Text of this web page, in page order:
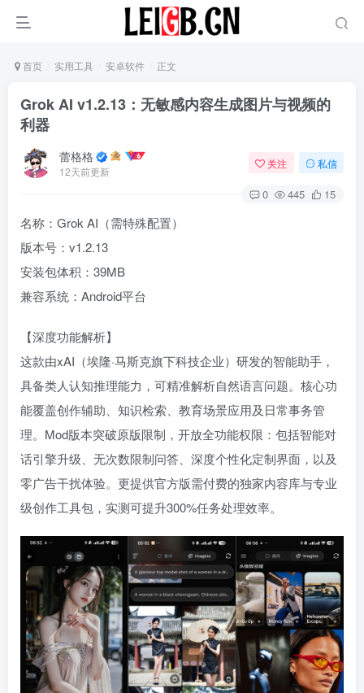
首页 实用工具 安卓软件 正文
‌Grok AI v1.2.13：无敏感内容生成图片与视频的
利器‌
蕾格格
12天前更新
关注 私信
0 445 15
名称：Grok AI（需特殊配置）
版本号：v1.2.13
安装包体积：39MB
兼容系统：Android平台
【深度功能解析】
这款由xAI（埃隆·马斯克旗下科技企业）研发的智能助手，
具备类人认知推理能力，可精准解析自然语言问题。核心功
能覆盖创作辅助、知识检索、教育场景应用及日常事务管
理。Mod版本突破原版限制，开放全功能权限：包括智能对
话引擎升级、无次数限制问答、深度个性化定制界面，以及
零广告干扰体验。更提供官方版需付费的独家内容库与专业
级创作工具包，实测可提升300%任务处理效率。